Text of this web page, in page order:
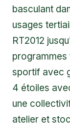
basculant
usages
RT2012
programmes
sportif avec
4 étoiles
une
atelier et